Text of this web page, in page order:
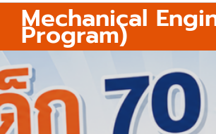
Mechanical
Program)